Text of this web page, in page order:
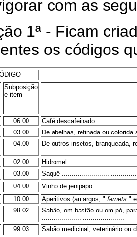
com as
1ª - Ficam
os códigos
Subposição
e item
06.00
Café descafeinado
03.00
De abelhas, refinada ou colorida
04.00
De outros insetos, branqueada,
02.00
Hidromel
03.00
Saquê
04.00
Vinho de jenipapo
10.00 Aperitivos (amargos, " fernets "
99.02
Sabão, em bastão ou em pó,
99.03
Sabão medicinal, veterinário ou